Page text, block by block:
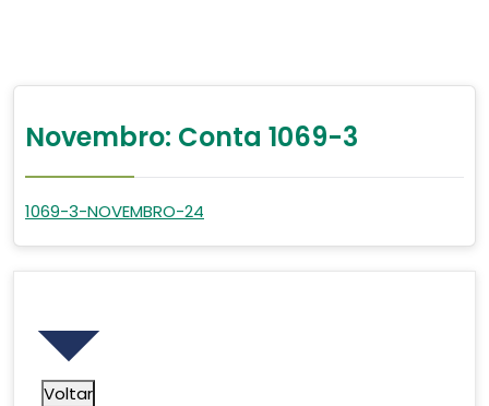
Novembro: Conta 1069-3
1069-3-NOVEMBRO-24
Voltar